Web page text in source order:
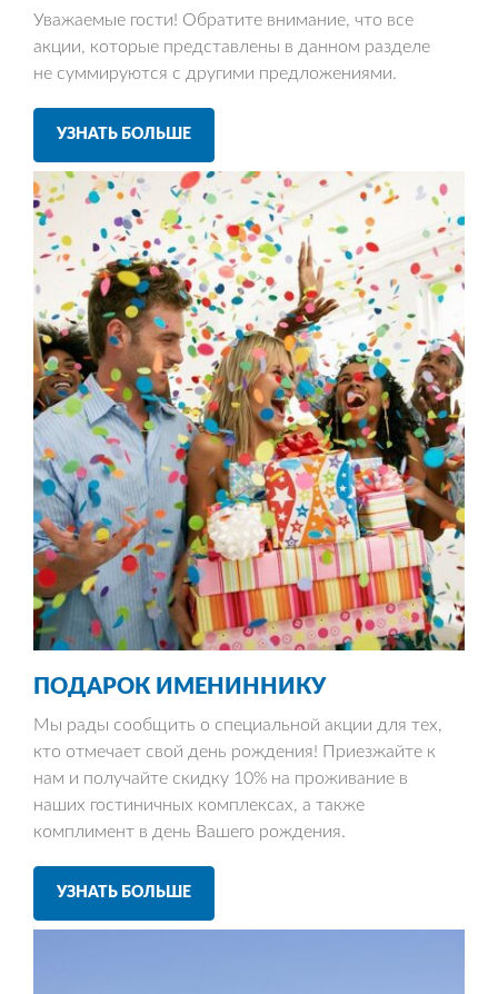
Уважаемые гости! Обратите внимание, что все
акции, которые представлены в данном разделе
не суммируются с другими предложениями.
УЗНАТЬ БОЛЬШЕ
ПОДАРОКИМЕНИННИКУ
Мы рады сообщить о специальной акции для тех,
кто отмечает свой день рождения! Приезжайте к
нам и получайте скидку 10% на проживание в
наших гостиничных комплексах, а также
комплимент в день Вашего рождения.
УЗНАТЬ БОЛЬШЕ